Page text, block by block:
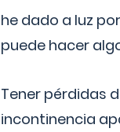
he dado a luz
puede hacer
Tener pérdidas
incontinencia